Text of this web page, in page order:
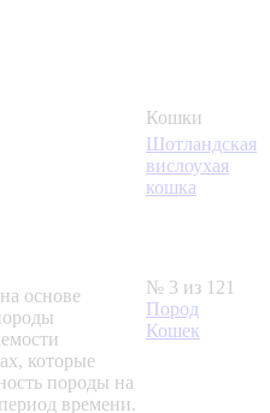
Кошки
Шотландская
вислоухая
кошка
основе
которые
породы на
времени.
№ 3 из 121
Пород
Кошек